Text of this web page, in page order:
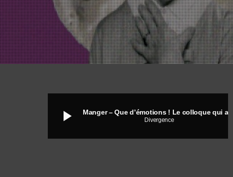
play_arrow Divergence